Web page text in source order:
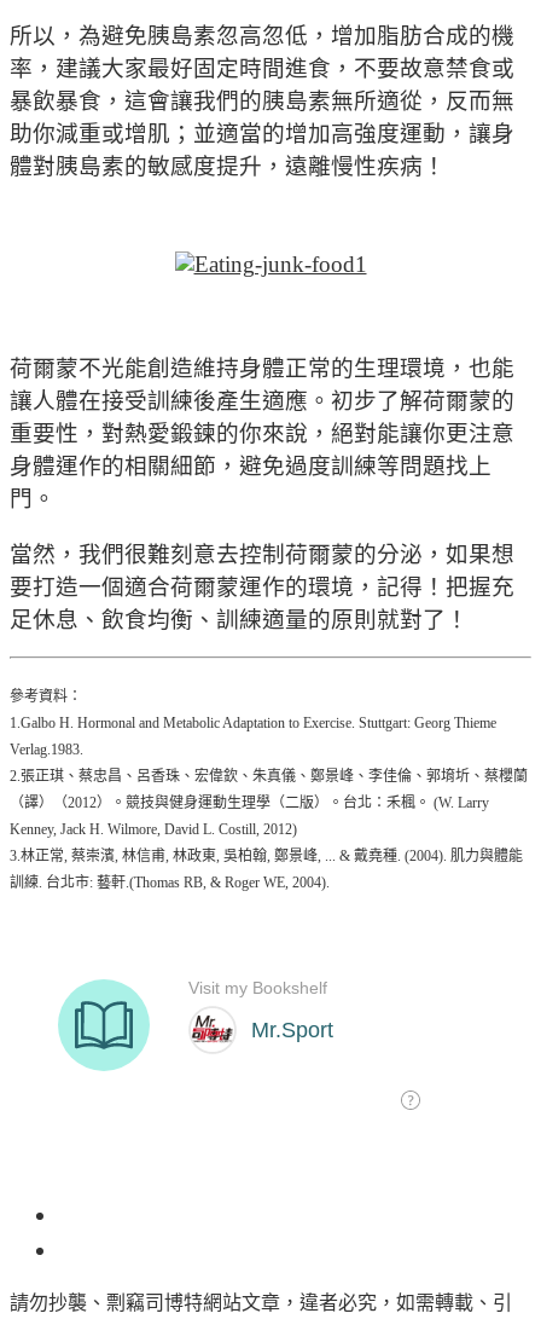
所以，為避免胰島素忽高忽低，增加脂肪合成的機
率，建議大家最好固定時間進食，不要故意禁食或
暴飲暴食，這會讓我們的胰島素無所適從，反而無
助你減重或增肌；並適當的增加高強度運動，讓身
體對胰島素的敏感度提升，遠離慢性疾病！
荷爾蒙不光能創造維持身體正常的生理環境，也能
讓人體在接受訓練後產生適應。初步了解荷爾蒙的
重要性，對熱愛鍛鍊的你來說，絕對能讓你更注意
身體運作的相關細節，避免過度訓練等問題找上
門。
當然，我們很難刻意去控制荷爾蒙的分泌，如果想
要打造一個適合荷爾蒙運作的環境，記得！把握充
足休息、飲食均衡、訓練適量的原則就對了！
參考資料：
1.Galbo H. Hormonal and Metabolic Adaptation to Exercise. Stuttgart: Georg Thieme
Verlag.1983.
2.張正琪、蔡忠昌、呂香珠、宏偉欽、朱真儀、鄭景峰、李佳倫、郭堉圻、蔡櫻蘭
（譯）（2012）。競技與健身運動生理學（二版）。台北：禾楓。 (W. Larry
Kenney, Jack H. Wilmore, David L. Costill, 2012)
3.林正常, 蔡崇濱, 林信甫, 林政東, 吳柏翰, 鄭景峰, ... & 戴堯種. (2004). 肌力與體能
訓練. 台北市: 藝軒.(Thomas RB, & Roger WE, 2004).
請勿抄襲、剽竊司博特網站文章，違者必究，如需轉載、引